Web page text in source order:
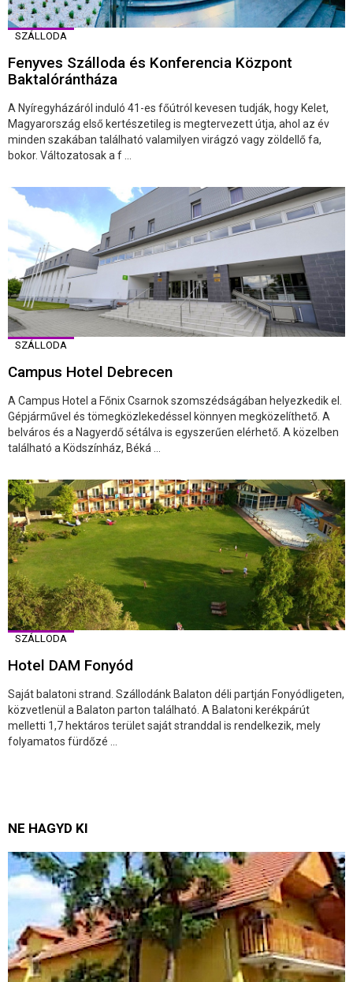
SZÁLLODA
Fenyves Szálloda és Konferencia Központ
Baktalórántháza
A Nyíregyházáról induló 41-es főútról kevesen tudják, hogy Kelet,
Magyarország első kertészetileg is megtervezett útja, ahol az év
minden szakában található valamilyen virágzó vagy zöldellő fa,
bokor. Változatosak a f ...
SZÁLLODA
Campus Hotel Debrecen
A Campus Hotel a Főnix Csarnok szomszédságában helyezkedik el.
Gépjárművel és tömegközlekedéssel könnyen megközelíthető. A
belváros és a Nagyerdő sétálva is egyszerűen elérhető. A közelben
található a Ködszínház, Béká ...
SZÁLLODA
Hotel DAM Fonyód
Saját balatoni strand. Szállodánk Balaton déli partján Fonyódligeten,
közvetlenül a Balaton parton található. A Balatoni kerékpárút
melletti 1,7 hektáros terület saját stranddal is rendelkezik, mely
folyamatos fürdőzé ...
NE HAGYD KI